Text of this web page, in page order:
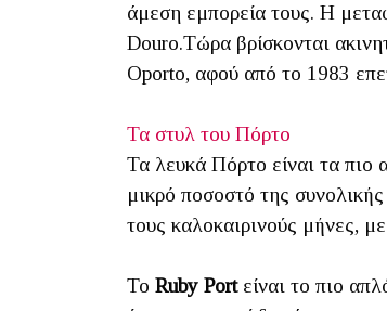
άμεση εμπορεία τους. Η
Douro.Τώρα βρίσκονται
Oporto, αφού από το 1983
Τα στυλ του Πόρτο
Τα λευκά Πόρτο είναι τα πιο
μικρό ποσοστό της
τους καλοκαιρινούς μήνες,
Το Ruby Portείναι το πιο